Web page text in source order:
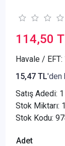
114,50
Havale / EFT:
15,47 TL'den
Satış Adedi: 1
Stok Miktarı:
Stok Kodu:
Adet